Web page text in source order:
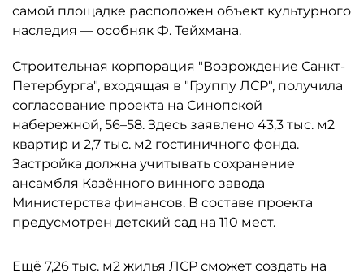
самой площадке расположен объект культурного
наследия — особняк Ф. Тейхмана.
Строительная корпорация "Возрождение Санкт-
Петербурга", входящая в "Группу ЛСР", получила
согласование проекта на Синопской
набережной, 56–58. Здесь заявлено 43,3 тыс. м2
квартир и 2,7 тыс. м2 гостиничного фонда.
Застройка должна учитывать сохранение
ансамбля Казённого винного завода
Министерства финансов. В составе проекта
предусмотрен детский сад на 110 мест.
Ещё 7,26 тыс. м2 жилья ЛСР сможет создать на